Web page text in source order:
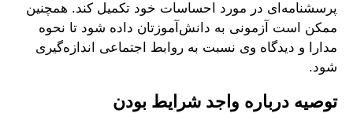
پرسشنامه‌ای در مورد احساسات خود تکمیل کند. همچنین
ممکن است آزمونی به دانش‌آموزتان داده شود تا نحوه
مدارا و دیدگاه وی نسبت به روابط اجتماعی اندازه‌گیری
شود.
توصیه‌ درباره واجد شرایط بودن